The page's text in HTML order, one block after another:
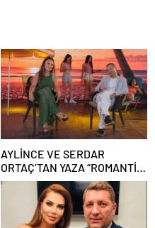
AYLİNCE VE SERDAR
ORTAÇ’TAN YAZA “ROMANTİK
AŞK” BOMBASI!